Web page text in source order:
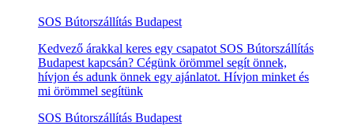
SOS Bútorszállítás Budapest
Kedvező árakkal keres egy csapatot SOS Bútorszállítás
Budapest kapcsán? Cégünk örömmel segít önnek,
hívjon és adunk önnek egy ajánlatot. Hívjon minket és
mi örömmel segítünk
SOS Bútorszállítás Budapest